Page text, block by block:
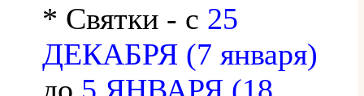
* Святки - с 25
ДЕКАБРЯ (7 января)